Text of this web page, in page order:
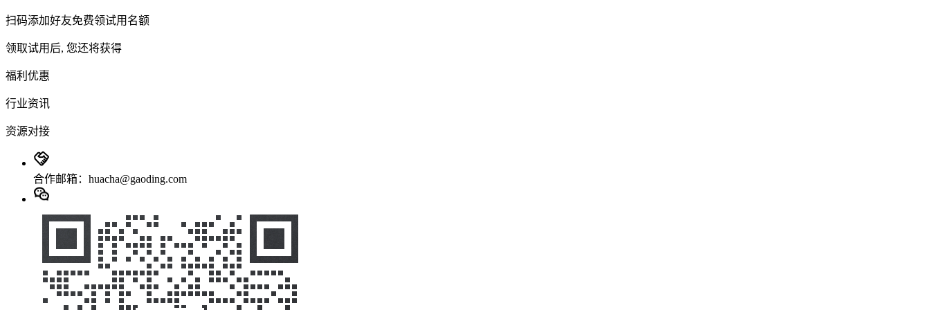
扫码添加好友免费领试用名额
领取试用后, 您还将获得
福利优惠
行业资讯
资源对接
合作邮箱：huacha@gaoding.com